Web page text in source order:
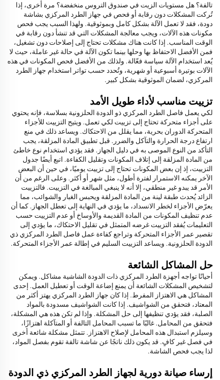
تالفة؟ هل مستويات الزيت في صندوق التروس منخفضة؟ مرة أخرى، إذا
تُركت المشكلات دون رقابة أو فحص في جهاز الطرد المركزي بشاشة
دودة، فقد لا تعمل الآلة بشكل كامل وبموثوقية. ولهذا السبب يجب فحص
مكونات هذه الآلات، ويجب معالجة المشكلات التي قد تنشأ دون رقابة في
الوقت المناسب. إذا كانت هناك مشكلات تحتاج إلى إصلاحات دون تشغيل،
فمن الأفضل الاحتفاظ بها وحلها بينما تكون الآلة في حالة غير عاملة، حيث لا
يُعد استخدام الآلة سياسة فعّالة. ولذلك من الأفضل فحص المكونات في هذه
الآلات بوتيرة أسبوعية أو شهرية، وتُحدد حسب تواتر استخدام جهاز الطرد
المركزي، لضمان الموثوقية بشكل كبير.
تزييت مناسب لأداء طويل الأمد
لكي يعمل فاصل الطرد المركزي ذو الدودة الحلزونية بسلاسة، فإنه يحتوي
على أجزاء متحركة تحتاج إلى تزييت لكي تعمل. ويتيح التزييت للأجزاء
المتحركة الدوران بحرية، مما يقلل من الاحتكاك. ويساعد ذلك في منع
ارتفاع درجة الحرارة والتآكل والضرر. قبل تطبيق المادة المزلقة، يجب
التأكد من النوع الموصى به في دليل الجهاز. فقد يؤدي استخدام نوع خاطئ
من المادة المزلقة إلى إتلاف المكونات وتقليل الكفاءة. اتبع أيضًا جدول
التزييت، إذ إن بعض المكونات تحتاج إلى تزييت يوميًا، في حين أن البعض
الآخر يمكنه الاستمرار لفترة أطول، مثل شهر أو أكثر. وعلى الرغم من أن
الأمر قد يبدو غير منطقي، إلا أنه لا ينبغي المبالغة في التزييت. فالتزييت
الزائد يُحدث طبقة لينة من المادة المزلقة ويحبس الغبار والشوائب، مما
يعرّض الأجزاء لخطر الانسداد، ما يؤدي في النهاية إلى تعطل الجهاز. كما أن
عدم تنظيف المكونات من المادة القديمة والأوساخ أو عدم التزييت حسب
التعليمات يُفقد التزييت غرضه المتمثل في تقليل الاحتكاك، ما يؤدي إلى
تقصير عمر الأجزاء المتحركة وتراجع كفاءة عمل فاصل الطرد المركزي ذي
الدودة الحلزونية. ويساعد التزييت السليم في إطالة عمر الأجزاء المتحركة.
حل المشاكل الشائعة
أحيانًا تواجه أجهزة الطرد المركزي ذات الدودة الشاشية مشاكل. ويمكن
لتشخيص المشكلات الشائعة أن يمنع إضاعة الوقت أو تعطيل العمل. إحدى
المشاكل هي الاهتزاز المفرط. إذا كان جهاز الطرد المركزي يهتز أكثر من
المعتاد، فتحقق من الشواشيف. إذا كانت الشواشيف مسدودة بالمواد
الصلبة، فقد يؤدي تنظيفها إلى حل المشكلة. وإذا لم تكن هذه هي المشكلة،
فتحقق من المحامل. غالبًا ما تسبب المحامل التالفة أو المتآكلة اهتزازًا،
وسيلزم استبدال هذه المحامل لإصلاح الاهتزاز. تتمثل مشكلة شائعة أخرى
في فصل غير كافٍ. قد يكون ذلك ناتجًا عن شاشة تالفة تقوم بفصل المواد،
لذا يجب فحص الشاشة.
إرساء صيانة دورية لجهاز الطرد المركزي ذي الدودة